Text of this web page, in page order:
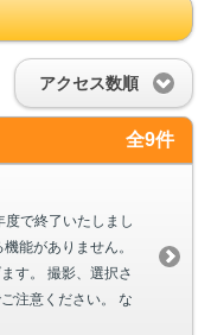
アクセス数順
全9件
で終了いたしまし
能がありません。
す。 撮影、選択さ
注意ください。 な